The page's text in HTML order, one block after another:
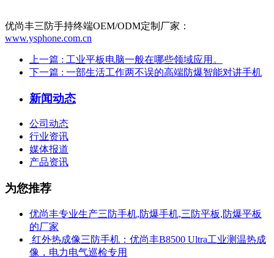
优尚丰三防手持终端OEM/ODM定制厂家：
www.ysphone.com.cn
上一篇 : 工业平板电脑一般在哪些领域应用。
下一篇 : 一部生活工作两不误的高端防爆智能对讲手机
新闻动态
公司动态
行业资讯
媒体报道
产品资讯
为您推荐
优尚丰专业生产三防手机,防爆手机,三防平板,防爆平板
的厂家
​ 红外热成像三防手机：优尚丰B8500 Ultra工业测温热成
像，电力电气巡检专用